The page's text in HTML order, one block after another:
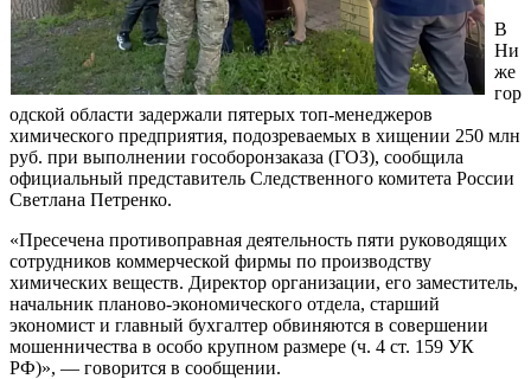
В
Ни
же
гор
одской области задержали пятерых топ-менеджеров
химического предприятия, подозреваемых в хищении 250 млн
руб. при выполнении гособоронзаказа (ГОЗ), сообщила
официальный представитель Следственного комитета России
Светлана Петренко.
«Пресечена противоправная деятельность пяти руководящих
сотрудников коммерческой фирмы по производству
химических веществ. Директор организации, его заместитель,
начальник планово-экономического отдела, старший
экономист и главный бухгалтер обвиняются в совершении
мошенничества в особо крупном размере (ч. 4 ст. 159 УК
РФ)», — говорится в сообщении.